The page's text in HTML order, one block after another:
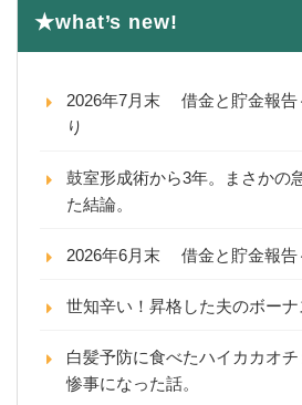
★what’s new!
2026年7月末 借金と貯金報告
り
鼓室形成術から3年。まさかの
た結論。
2026年6月末 借金と貯金報告
世知辛い！昇格した夫のボーナ
白髪予防に食べたハイカカオ
惨事になった話。